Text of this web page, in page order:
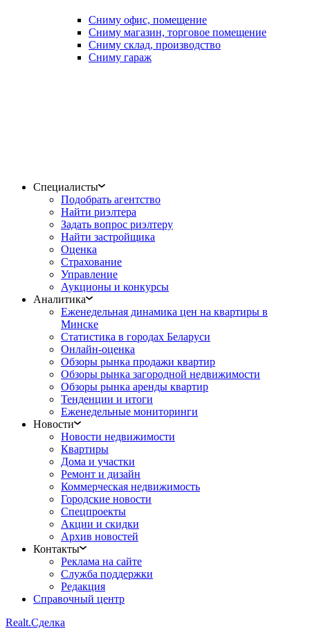
Сниму офис, помещение
Сниму магазин, торговое помещение
Сниму склад, производство
Сниму гараж
Специалисты
Подобрать агентство
Найти риэлтера
Задать вопрос риэлтеру
Найти застройщика
Оценка
Страхование
Управление
Аукционы и конкурсы
Аналитика
Еженедельная динамика цен на квартиры в
Минске
Статистика в городах Беларуси
Онлайн-оценка
Обзоры рынка продажи квартир
Обзоры рынка загородной недвижимости
Обзоры рынка аренды квартир
Тенденции и итоги
Еженедельные мониторинги
Новости
Новости недвижимости
Квартиры
Дома и участки
Ремонт и дизайн
Коммерческая недвижимость
Городские новости
Спецпроекты
Акции и скидки
Архив новостей
Контакты
Реклама на сайте
Служба поддержки
Редакция
Справочный центр
Realt.Сделка